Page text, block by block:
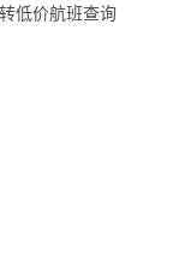
低价航班查询